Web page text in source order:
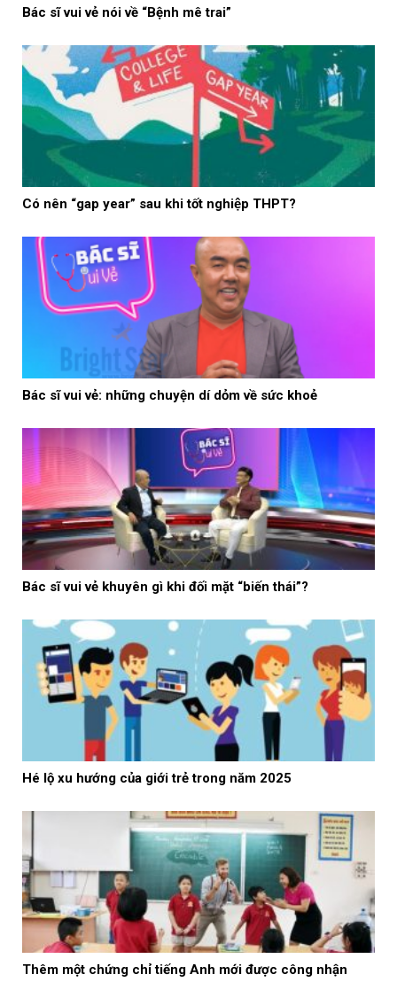
Bác sĩ vui vẻ nói về “Bệnh mê trai”
Có nên “gap year” sau khi tốt nghiệp THPT?
Bác sĩ vui vẻ: những chuyện dí dỏm về sức khoẻ
Bác sĩ vui vẻ khuyên gì khi đối mặt “biến thái”?
Hé lộ xu hướng của giới trẻ trong năm 2025
Thêm một chứng chỉ tiếng Anh mới được công nhận